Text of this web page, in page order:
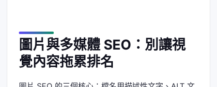
圖片與多媒體 SEO：別讓視
覺內容拖累排名